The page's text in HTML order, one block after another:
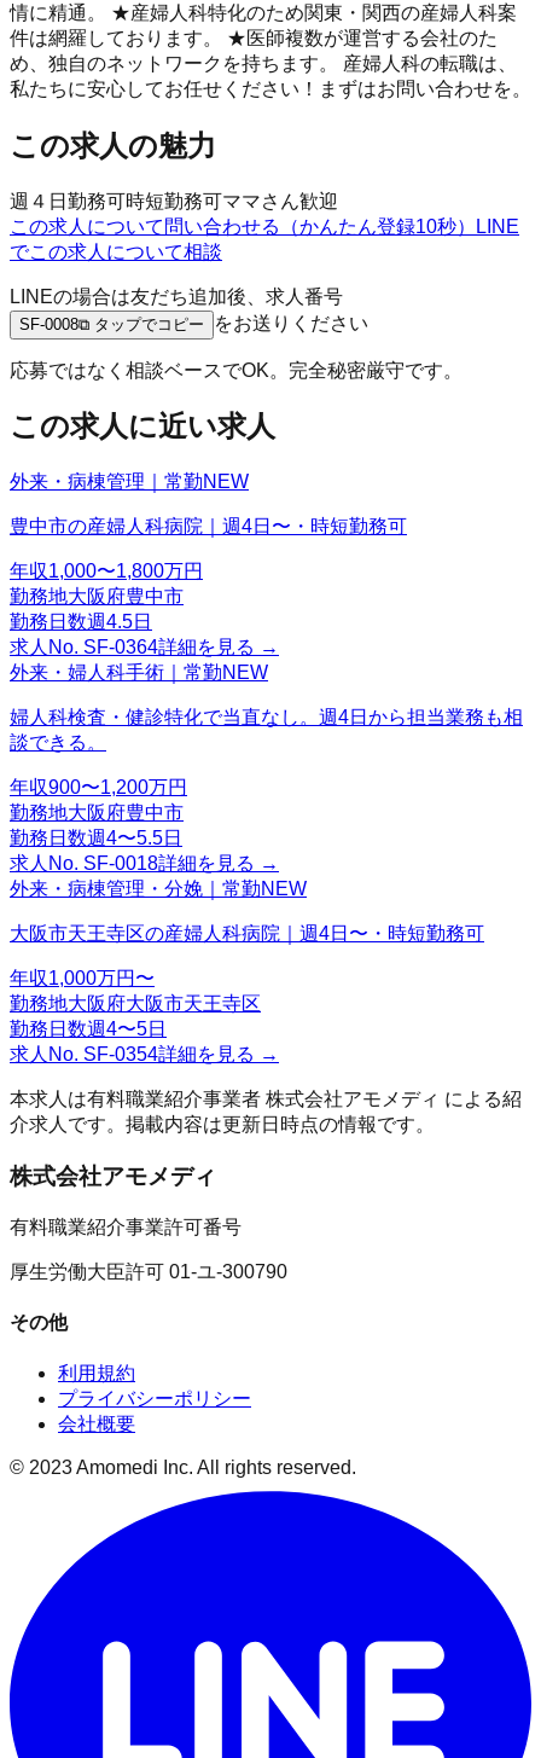
情に精通。 ★産婦人科特化のため関東・関西の産婦人科案
件は網羅しております。 ★医師複数が運営する会社のた
め、独自のネットワークを持ちます。 産婦人科の転職は、
私たちに安心してお任せください！まずはお問い合わせを。
この求人の魅力
週４日勤務可時短勤務可ママさん歓迎
この求人について問い合わせる（かんたん登録10秒）
LINE
でこの求人について相談
LINEの場合は友だち追加後、求人番号
SF-0008⧉ タップでコピー をお送りください
応募ではなく相談ベースでOK。完全秘密厳守です。
この求人に近い求人
外来・病棟管理｜常勤NEW
豊中市の産婦人科病院｜週4日〜・時短勤務可
年収1,000〜1,800万円
勤務地大阪府豊中市
勤務日数週4.5日
求人No. SF-0364詳細を見る →
外来・婦人科手術｜常勤NEW
婦人科検査・健診特化で当直なし。週4日から担当業務も相
談できる。
年収900〜1,200万円
勤務地大阪府豊中市
勤務日数週4〜5.5日
求人No. SF-0018詳細を見る →
外来・病棟管理・分娩｜常勤NEW
大阪市天王寺区の産婦人科病院｜週4日〜・時短勤務可
年収1,000万円〜
勤務地大阪府大阪市天王寺区
勤務日数週4〜5日
求人No. SF-0354詳細を見る →
本求人は有料職業紹介事業者 株式会社アモメディ による紹
介求人です。掲載内容は更新日時点の情報です。
株式会社アモメディ
有料職業紹介事業許可番号
厚生労働大臣許可 01-ユ-300790
その他
利用規約
プライバシーポリシー
会社概要
© 2023 Amomedi Inc. All rights reserved.